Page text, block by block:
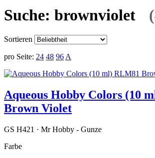
Suche: brownviolet
Sortieren
pro Seite: 24 48 96 A
Aqueous Hobby Colors (10
Brown Violet
GS H421 · Mr Hobby - Gunze
Farbe